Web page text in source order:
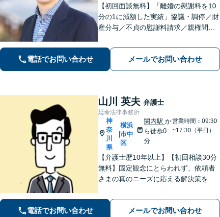
【初回面談無料】「離婚の慰謝料を10
分の1に減額した実績」協議・調停／財
産分与／不貞の慰謝料請求／親権問題
ーの顧問経験豊富」土地・建物の明渡
しや賃料回収など幅広くサポート【夜
間・休日面談可】【電話相談対応】
電話でお問い合わせ メールでお問い合わせ
山川 英夫 弁護士
延命法律事務所
神
奈
川
県
横浜
市中
区
関内駅 か
ら徒歩0
分
営業時間：09:30
~17:30（平日）
【弁護士歴10年以上】【初回相談30分
無料】固定観念にとらわれず、依頼者
さまの真のニーズに応える解決策を導
士業との連携で不動産トラブルや相続
問題にワンストップの対応も可能【WE
電話でお問い合わせ メールでお問い合わせ